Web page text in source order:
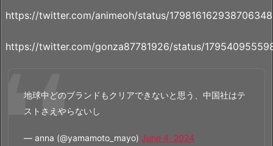
https://twitter.com/animeoh/status/
https://twitter.com/gonza87781926/status/
地球中どのブランドもクリアできないと思う、中国社はテ
ストさえやらないし
— anna (@yamamoto_mayo) June 4, 2024